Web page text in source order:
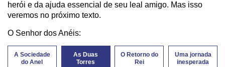
herói e da ajuda essencial de seu leal amigo. Mas isso
veremos no próximo texto.
O Senhor dos Anéis:
A Sociedade
do Anel
As Duas
Torres
O Retorno do
Rei
Uma jornada
inesperada